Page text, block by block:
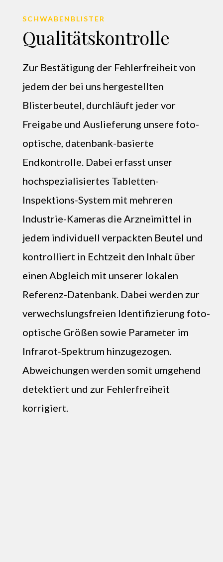
SCHWABENBLISTER
Qualitätskontrolle
Zur Bestätigung der Fehlerfreiheit von
jedem der bei uns hergestellten
Blisterbeutel, durchläuft jeder vor
Freigabe und Auslieferung unsere foto-
optische, datenbank-basierte
Endkontrolle. Dabei erfasst unser
hochspezialisiertes Tabletten-
Inspektions-System mit mehreren
Industrie-Kameras die Arzneimittel in
jedem individuell verpackten Beutel und
kontrolliert in Echtzeit den Inhalt über
einen Abgleich mit unserer lokalen
Referenz-Datenbank. Dabei werden zur
verwechslungsfreien Identifizierung foto-
optische Größen sowie Parameter im
Infrarot-Spektrum hinzugezogen.
Abweichungen werden somit umgehend
detektiert und zur Fehlerfreiheit
korrigiert.